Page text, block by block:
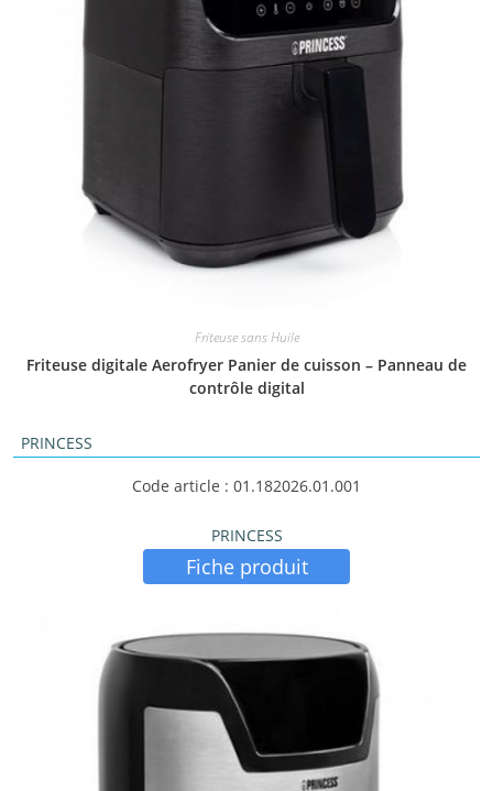
Friteuse sans Huile
Friteuse digitale Aerofryer Panier de cuisson – Panneau de
contrôle digital
PRINCESS
Code article : 01.182026.01.001
PRINCESS
Fiche produit